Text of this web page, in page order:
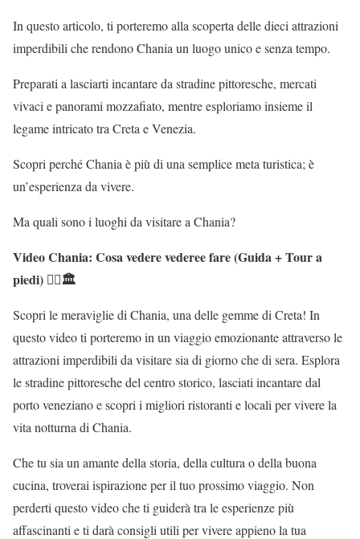
In questo articolo, ti porteremo alla scoperta delle dieci attrazioni
imperdibili che rendono Chania un luogo unico e senza tempo.
Preparati a lasciarti incantare da stradine pittoresche, mercati
vivaci e panorami mozzafiato, mentre esploriamo insieme il
legame intricato tra Creta e Venezia.
Scopri perché Chania è più di una semplice meta turistica; è
un’esperienza da vivere.
Ma quali sono i luoghi da visitare a Chania?
Video Chania: Cosa vedere vederee fare (Guida + Tour a
piedi) 🚶‍♂️🏛️
Scopri le meraviglie di Chania, una delle gemme di Creta! In
questo video ti porteremo in un viaggio emozionante attraverso le
attrazioni imperdibili da visitare sia di giorno che di sera. Esplora
le stradine pittoresche del centro storico, lasciati incantare dal
porto veneziano e scopri i migliori ristoranti e locali per vivere la
vita notturna di Chania.
Che tu sia un amante della storia, della cultura o della buona
cucina, troverai ispirazione per il tuo prossimo viaggio. Non
perderti questo video che ti guiderà tra le esperienze più
affascinanti e ti darà consigli utili per vivere appieno la tua